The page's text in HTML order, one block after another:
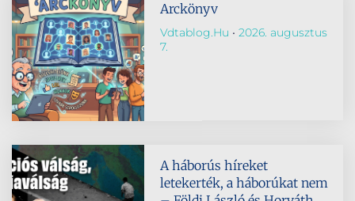
Arckönyv
Vdtablog.hu
2026. augusztus
7.
A háborús híreket
letekerték, a háborúkat nem